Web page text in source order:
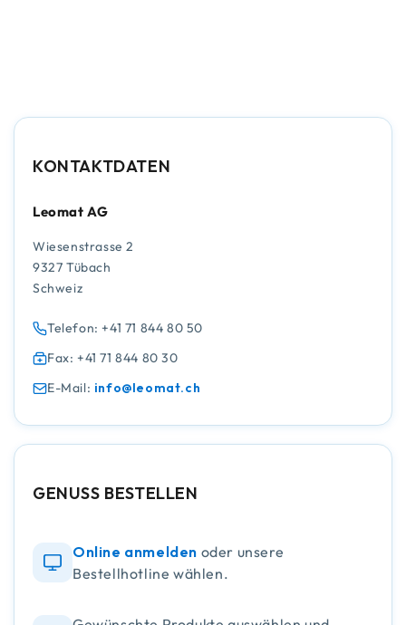
KONTAKTDATEN
Leomat AG
Wiesenstrasse 2
9327 Tübach
Schweiz
Telefon: +41 71 844 80 50
Fax: +41 71 844 80 30
E-Mail: info@leomat.ch
GENUSS BESTELLEN
Online anmelden oder unsere
Bestellhotline wählen.